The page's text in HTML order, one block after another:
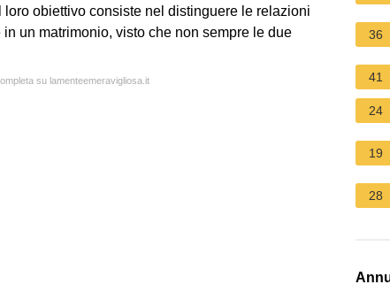
obiettivo consiste nel distinguere le relazioni
un matrimonio, visto che non sempre le due
su lamenteemeravigliosa.it
36
41
24
19
28